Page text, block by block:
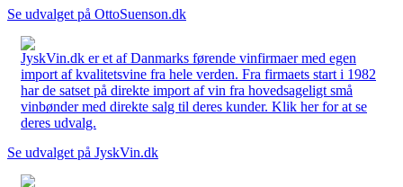
Se udvalget på OttoSuenson.dk
JyskVin.dk er et af Danmarks førende vinfirmaer med egen
import af kvalitetsvine fra hele verden. Fra firmaets start i 1982
har de satset på direkte import af vin fra hovedsageligt små
vinbønder med direkte salg til deres kunder. Klik her for at se
deres udvalg.
Se udvalget på JyskVin.dk